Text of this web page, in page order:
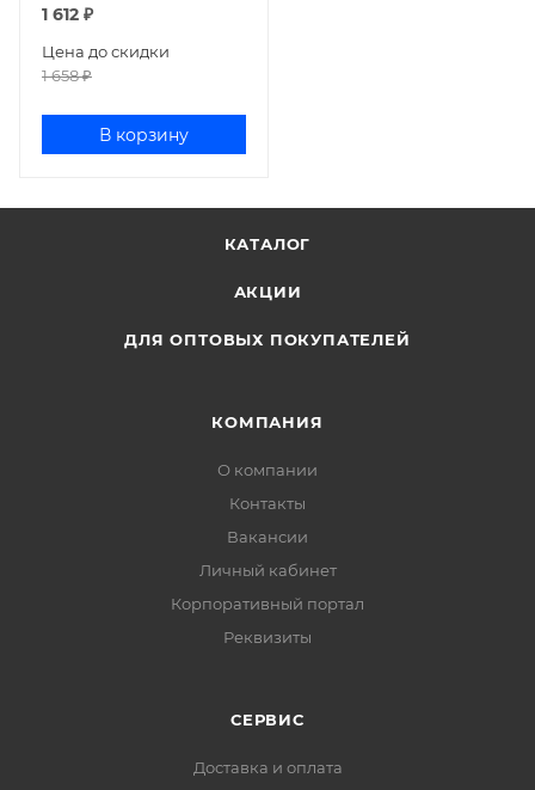
1 612 ₽
Цена до скидки
1 658₽
В корзину
КАТАЛОГ
АКЦИИ
ДЛЯ ОПТОВЫХ ПОКУПАТЕЛЕЙ
КОМПАНИЯ
О компании
Контакты
Вакансии
Личный кабинет
Корпоративный портал
Реквизиты
СЕРВИС
Доставка и оплата